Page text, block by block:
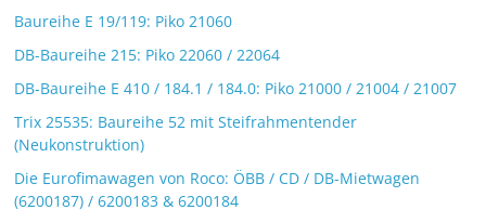
Baureihe E 19/119: Piko 21060
DB-Baureihe 215: Piko 22060 / 22064
DB-Baureihe E 410 / 184.1 / 184.0: Piko 21000 / 21004 / 21007
Trix 25535: Baureihe 52 mit Steifrahmentender
(Neukonstruktion)
Die Eurofimawagen von Roco: ÖBB / CD / DB-Mietwagen
(6200187) / 6200183 & 6200184